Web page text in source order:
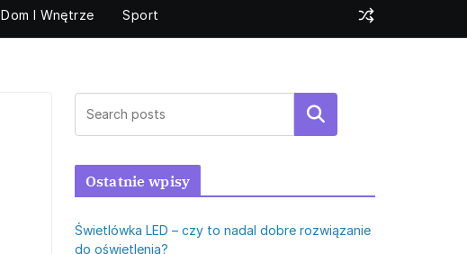
Dom I Wnętrze Sport
Szukaj
Ostatnie wpisy
Świetlówka LED – czy to nadal dobre rozwiązanie
do oświetlenia?